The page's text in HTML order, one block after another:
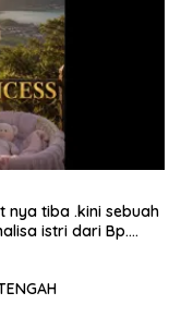
nya tiba .kini sebuah
istri dari Bp.